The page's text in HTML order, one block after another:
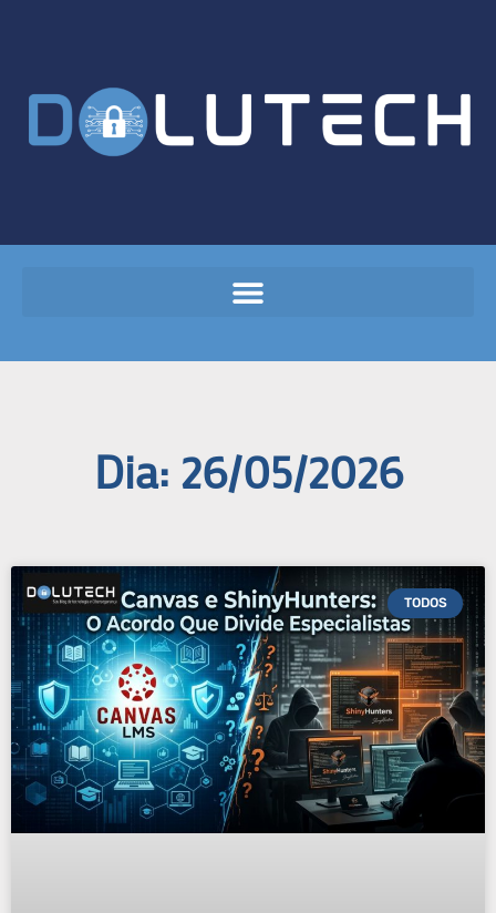
Dia: 26/05/2026
TODOS